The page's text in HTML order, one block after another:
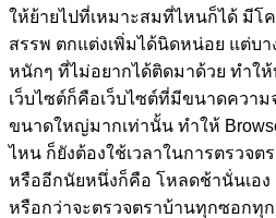
ให้ย้ายไปที่เหมาะสมที่ไหนก็ได้ มีโ
สรรพ ตกแต่งเพิ่มได้นิดหน่อย แต่บา
หนักๆ ที่ไม่อยากได้ติดมาด้วย ทำใ
เว็บไซต์ก็คือเว็บไซต์ที่มีขนาดควา
ขนาดใหญ่มากเท่านั้น ทำให้
ไหน ก็ยังต้องใช้เวลาในการตรวจ
หรืออีกนัยหนึ่งก็คือ โหลดช้านั่นเอ
หรือกว่าจะตรวจตราบ้านทุกซอกทุ